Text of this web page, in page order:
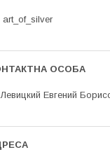
art_of_silver
Левицкий Евгений